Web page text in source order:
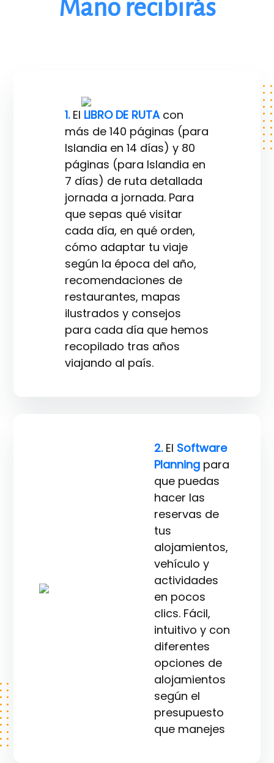
Mano recibirás
1.El LIBRO DE RUTAcon
más de 140 páginas (para
Islandia en 14 días) y 80
páginas (para Islandia en
7 días) de ruta detallada
jornada a jornada. Para
que sepas qué visitar
cada día, en qué orden,
cómo adaptar tu viaje
según la época del año,
recomendaciones de
restaurantes, mapas
ilustrados y consejos
para cada día que hemos
recopilado tras años
viajando al país.
2. El Software
Planningpara
que puedas
hacer las
reservas de
tus
alojamientos,
vehículo y
actividades
en pocos
clics. Fácil,
intuitivo y con
diferentes
opciones de
alojamientos
según el
presupuesto
que manejes